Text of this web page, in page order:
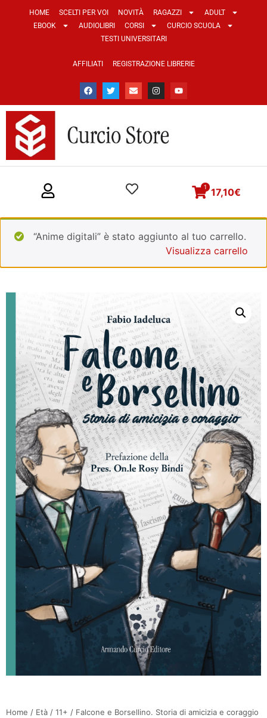
HOME SCELTI PER VOI NOVITÀ RAGAZZI
ADULT
EBOOK
AUDIOLIBRI CORSI
CURCIO SCUOLA
TESTI UNIVERSITARI
AFFILIATI REGISTRAZIONE LIBRERIE
17,10€
1
“Anime digitali” è stato aggiunto al tuo carrello.
Visualizza carrello
Home / Età / 11+ / Falcone e Borsellino. Storia di amicizia e coraggio